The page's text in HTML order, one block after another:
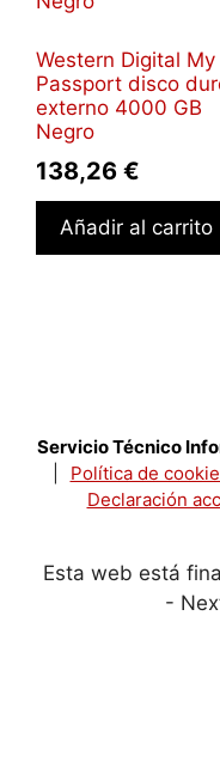
Western Digital My
Passport disco
externo 4000 GB
Negro
138,26 €
Añadir al carrito
Servicio Técnico
Política de
Declaración
Esta web está
-